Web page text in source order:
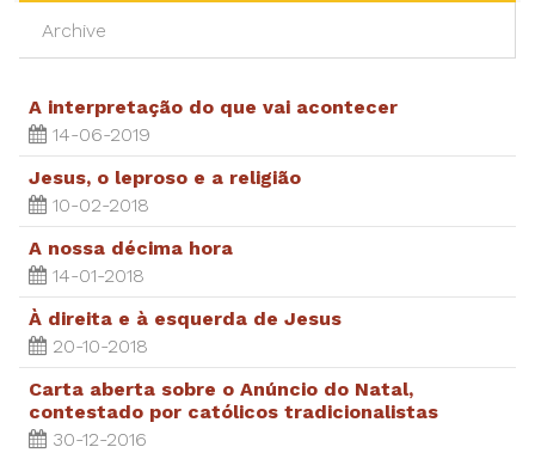
Archive
A interpretação do que vai acontecer
14-06-2019
Jesus, o leproso e a religião
10-02-2018
A nossa décima hora
14-01-2018
À direita e à esquerda de Jesus
20-10-2018
Carta aberta sobre o Anúncio do Natal,
contestado por católicos tradicionalistas
30-12-2016